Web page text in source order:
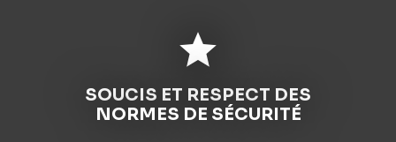
star
SOUCIS ET RESPECT DES
NORMES DE SÉCURITÉ